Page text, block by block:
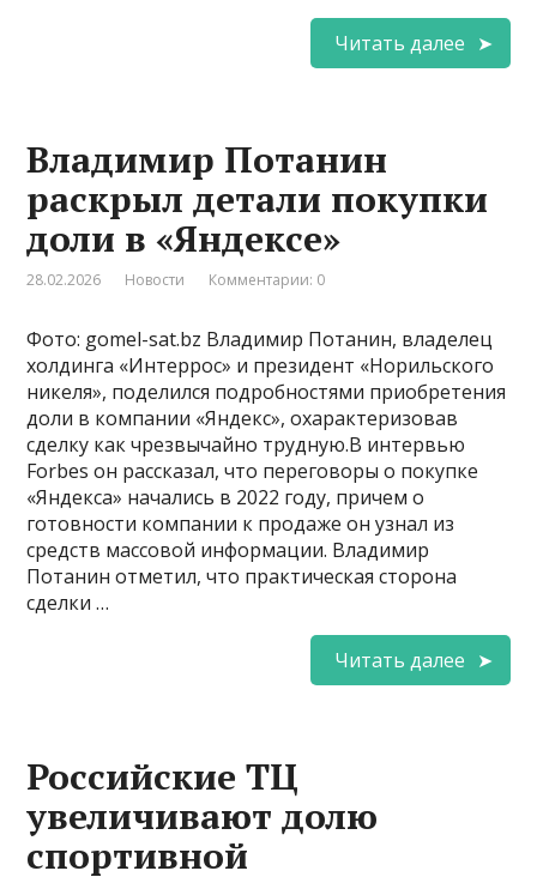
Читать далее
Владимир Потанин
раскрыл детали покупки
доли в «Яндексе»
28.02.2026 Новости Комментарии: 0
Фото: gomel-sat.bz Владимир Потанин, владелец
холдинга «Интеррос» и президент «Норильского
никеля», поделился подробностями приобретения
доли в компании «Яндекс», охарактеризовав
сделку как чрезвычайно трудную.В интервью
Forbes он рассказал, что переговоры о покупке
«Яндекса» начались в 2022 году, причем о
готовности компании к продаже он узнал из
средств массовой информации. Владимир
Потанин отметил, что практическая сторона
сделки …
Читать далее
Российские ТЦ
увеличивают долю
спортивной